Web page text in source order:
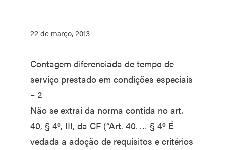
22 de março, 2013
Contagem diferenciada de tempo de
serviço prestado em condições especiais
– 2
Não se extrai da norma contida no art.
40, § 4º, III, da CF (“Art. 40. … § 4º É
vedada a adoção de requisitos e critérios